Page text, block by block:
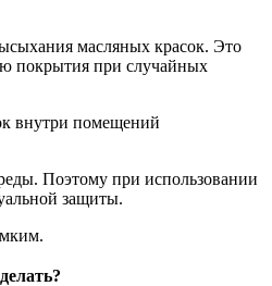
масляных красок. Это
покрытия при случайных
внутри помещений
Поэтому при использовании
защиты.